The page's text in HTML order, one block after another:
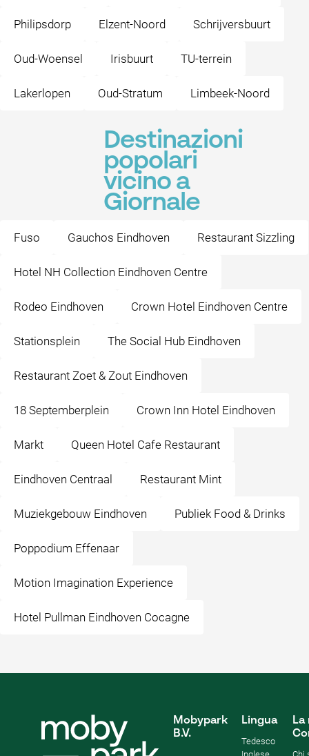
Philipsdorp Elzent-Noord Schrijversbuurt
Oud-Woensel Irisbuurt TU-terrein
Lakerlopen Oud-Stratum Limbeek-Noord
Destinazioni
popolari
vicino a
Giornale
Fuso Gauchos Eindhoven Restaurant Sizzling
Hotel NH Collection Eindhoven Centre
Rodeo Eindhoven Crown Hotel Eindhoven Centre
Stationsplein The Social Hub Eindhoven
Restaurant Zoet & Zout Eindhoven
18 Septemberplein Crown Inn Hotel Eindhoven
Markt Queen Hotel Cafe Restaurant
Eindhoven Centraal Restaurant Mint
Muziekgebouw Eindhoven Publiek Food & Drinks
Poppodium Effenaar
Motion Imagination Experience
Hotel Pullman Eindhoven Cocagne
Mobypark
B.V.
Lingua
Tedesco
La